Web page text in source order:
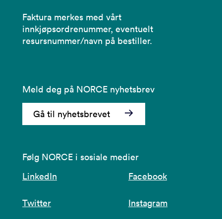
Faktura merkes med vårt
innkjøpsordrenummer, eventuelt
resursnummer/navn på bestiller.
Meld deg på NORCE nyhetsbrev
Gå til nyhetsbrevet
Følg NORCE i sosiale medier
LinkedIn
Facebook
Twitter Instagram